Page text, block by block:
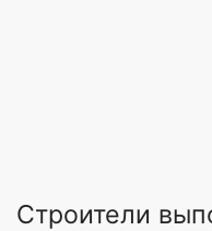
Строители